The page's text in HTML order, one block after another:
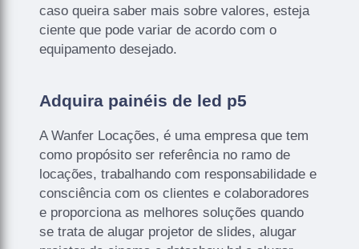
caso queira saber mais sobre valores, esteja
ciente que pode variar de acordo com o
equipamento desejado.
Adquira painéis de led p5
A Wanfer Locações, é uma empresa que tem
como propósito ser referência no ramo de
locações, trabalhando com responsabilidade e
consciência com os clientes e colaboradores
e proporciona as melhores soluções quando
se trata de alugar projetor de slides, alugar